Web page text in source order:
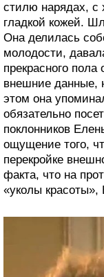
стилю нарядах, с
гладкой кожей.
Она делилась
молодости,
прекрасного пола
внешние данные,
этом она
обязательно
поклонников
ощущение того,
перекройке
факта, что на
«уколы